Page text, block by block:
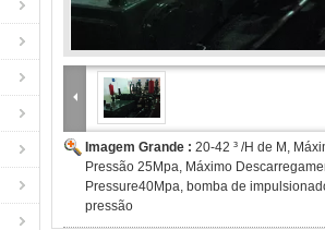
Imagem Grande : 20-42 ³ /H de M,
Pressão 25Mpa, Máximo
Pressure40Mpa, bomba de
pressão